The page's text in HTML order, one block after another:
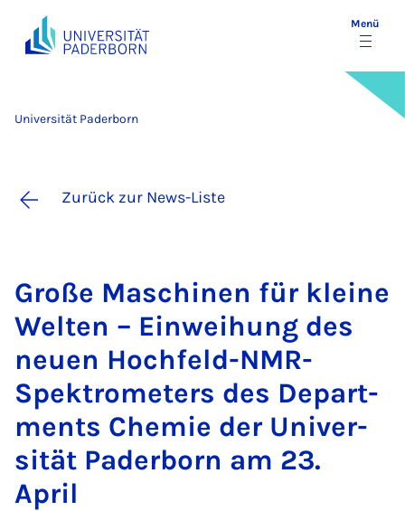
Menü
Universität Paderborn
Zurück zur News-Liste
Gro­ße Ma­schi­nen für klei­ne
Wel­ten – Ein­wei­hung des
neu­en Hoch­feld-NMR-
Spek­tro­me­ters des De­part­
ments Che­mie der Uni­ver­
si­tät Pa­der­born am 23.
April